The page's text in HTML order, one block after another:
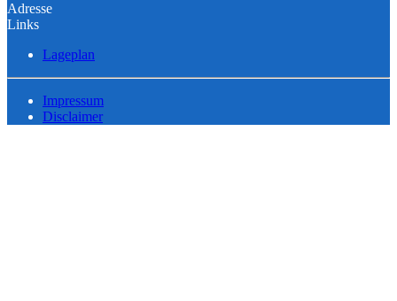
Adresse
Links
Lageplan
Impressum
Disclaimer